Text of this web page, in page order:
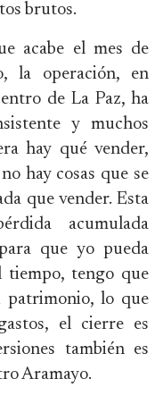
brutos.
acabe el mes de
la operación, en
de La Paz, ha
y muchos
hay qué vender,
hay cosas que se
que vender. Esta
acumulada
que yo pueda
tiempo, tengo que
patrimonio, lo que
el cierre es
también es
Aramayo.